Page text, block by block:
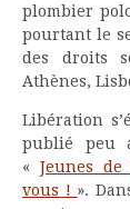
plombier
pourtant le
des droits
Athènes,
Libération
publié peu
« Jeunes
vous ! ».